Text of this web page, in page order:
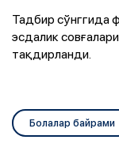
Тадбир сўнггида
эсдалик
тақдирланди.
Болалар байрами